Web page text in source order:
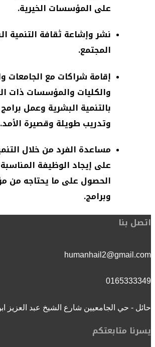
على المؤسسات الخيرية.
نشر وإشاعة ثقافة التنمية
المجتمع.
إقامة شراكات مع الجامعات
والكليات والمؤسسات ذات
بالتنمية البشرية وعمل
وتدريب طويلة وقصيرة الأمد.
مساعدة الفرد من خلال
على إيجاد الوظيفة
الحصول على ما يحتاجه من
وبرامج.
اتصل بنا
humanhail2@gmail.com
0165333349
حائل - حي الجامعيين شارع الشيخ عبد العزيز
يسرنا متابعتكم